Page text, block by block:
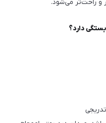
و راحت‌تر می‌شود.
دارد؟